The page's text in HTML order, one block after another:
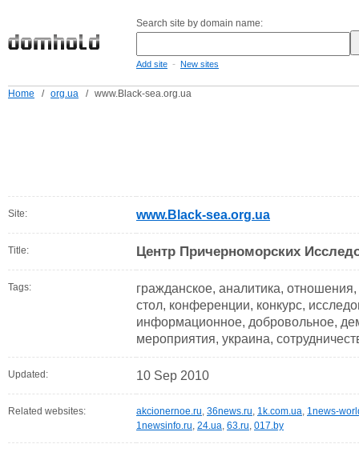
Search site by domain name:
Add site - New sites
Home / org.ua / www.Black-sea.org.ua
Site: www.Black-sea.org.ua
Title: Центр Причерноморских
Tags:
гражданское, аналитика,
стол, конференции, конкурс,
информационное, добровольное,
мероприятия, украина,
Updated: 10 Sep 2010
Related websites: akcionernoe.ru, 36news.ru, 1k.com.ua, 1news-
1newsinfo.ru, 24.ua, 63.ru, 017.by